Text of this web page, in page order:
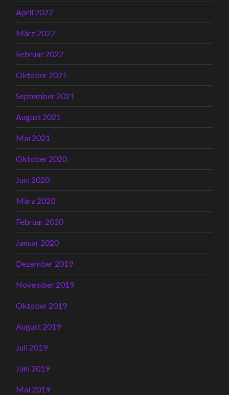
April 2022
März 2022
Februar 2022
Oktober 2021
September 2021
August 2021
Mai 2021
Oktober 2020
Juni 2020
März 2020
Februar 2020
Januar 2020
Dezember 2019
November 2019
Oktober 2019
August 2019
Juli 2019
Juni 2019
Mai 2019